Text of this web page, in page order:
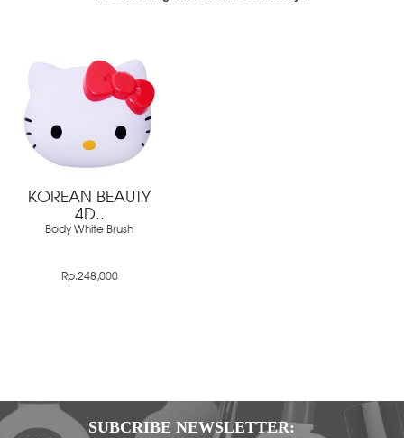
KOREAN BEAUTY
4D..
Body White Brush
Rp.248,000
SUBCRIBE NEWSLETTER: